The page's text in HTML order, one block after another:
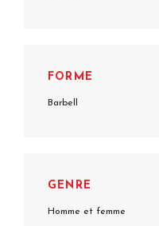
FORME
Barbell
GENRE
Homme et femme